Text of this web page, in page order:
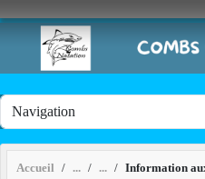
Accueil Information